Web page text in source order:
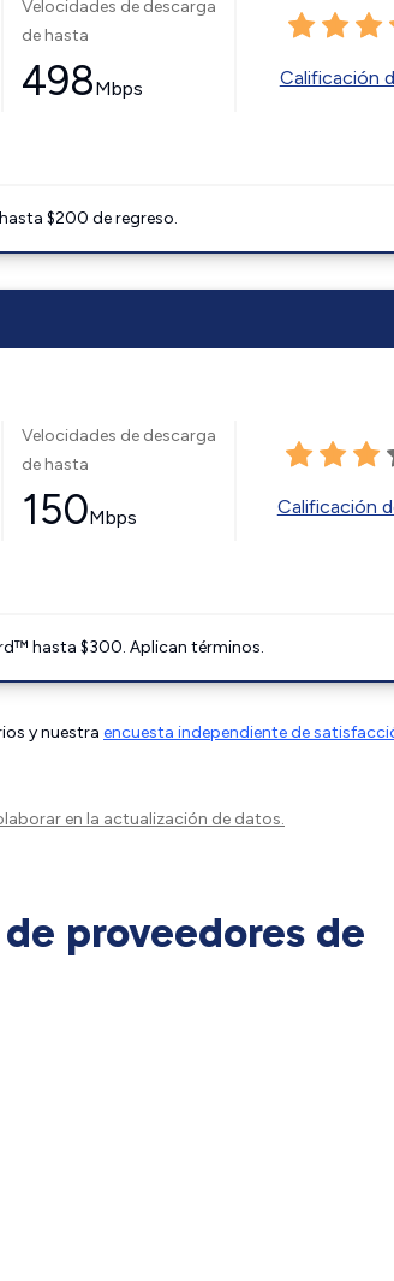
Velocidades de descarga
de hasta
498Mbps Calificación
$200 de regreso.
Velocidades de descarga
de hasta
150Mbps Calificación
hasta $300. Aplican términos.
y nuestra encuesta independiente de
en la actualización de datos.
proveedores de